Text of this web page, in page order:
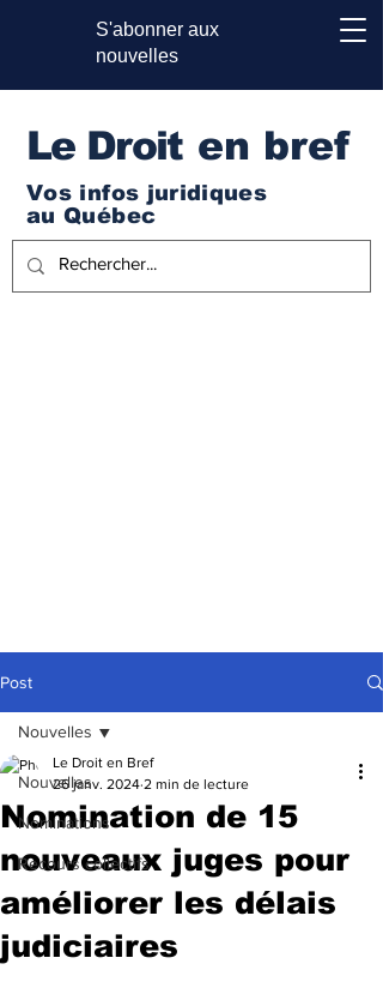
S'abonner aux
nouvelles
Le Droit en bref
Vos infos juridiques
au Québec
Post
Nouvelles
Nominations
Recours collectifs
Nouvelles
Nomination de 15
nouveaux juges pour
améliorer les délais
judiciaires
Le Droit en Bref
26 janv. 2024 2 min de lecture